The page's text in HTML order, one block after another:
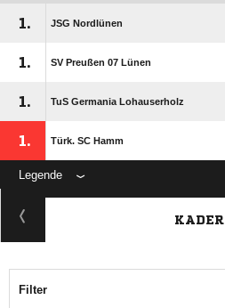
1. JSG Nordlünen
1. SV Preußen 07 Lünen
1. TuS Germania Lohauserholz
1. Türk. SC Hamm
Legende
KADER
Filter